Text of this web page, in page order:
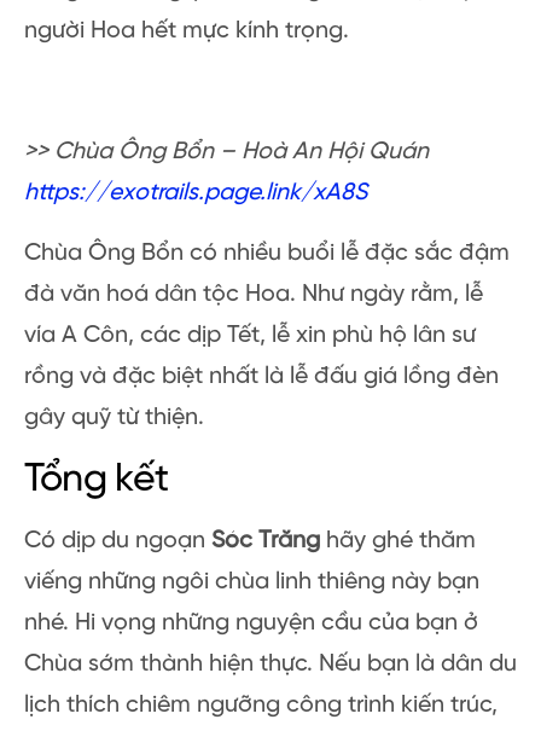
được thờ riêng từng gian. Ở sảnh thờ Thanh
Long, Bạch Hổ – được xem là linh thú của
thần linh, trấn giữ đền thiêng tránh khỏi tà
ma.
Chánh điện thờ Cảm Thiên Đại Đế – Trịnh Ân,
vị khai quốc công thần ở triều Tống. 2 bên
Chánh điện thờ Thần Phó Đức Chính và Thiên
Hậu Thánh Mẫu. Đều là những vị thần có
người Hoa hết mực kính trọng.
>> Chùa Ông Bổn – Hoà An Hội Quán
https://exotrails.page.link/xA8S